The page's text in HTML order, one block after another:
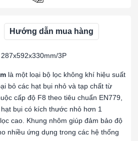
Hướng dẫn mua hàng
3P
là một loại bộ lọc không khí hiệu suất
bỏ các hạt bụi nhỏ và tạp chất từ
cấp độ F8 theo tiêu chuẩn EN779,
bụi có kích thước nhỏ hơn 1
cao. Khung nhôm giúp đảm bảo độ
nhiều ứng dụng trong các hệ thống